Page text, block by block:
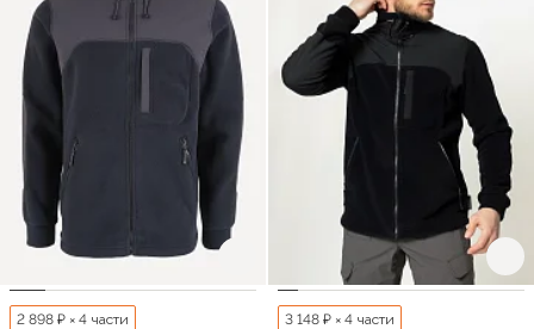
2 898 ₽ × 4 части 3 148 ₽ × 4 части